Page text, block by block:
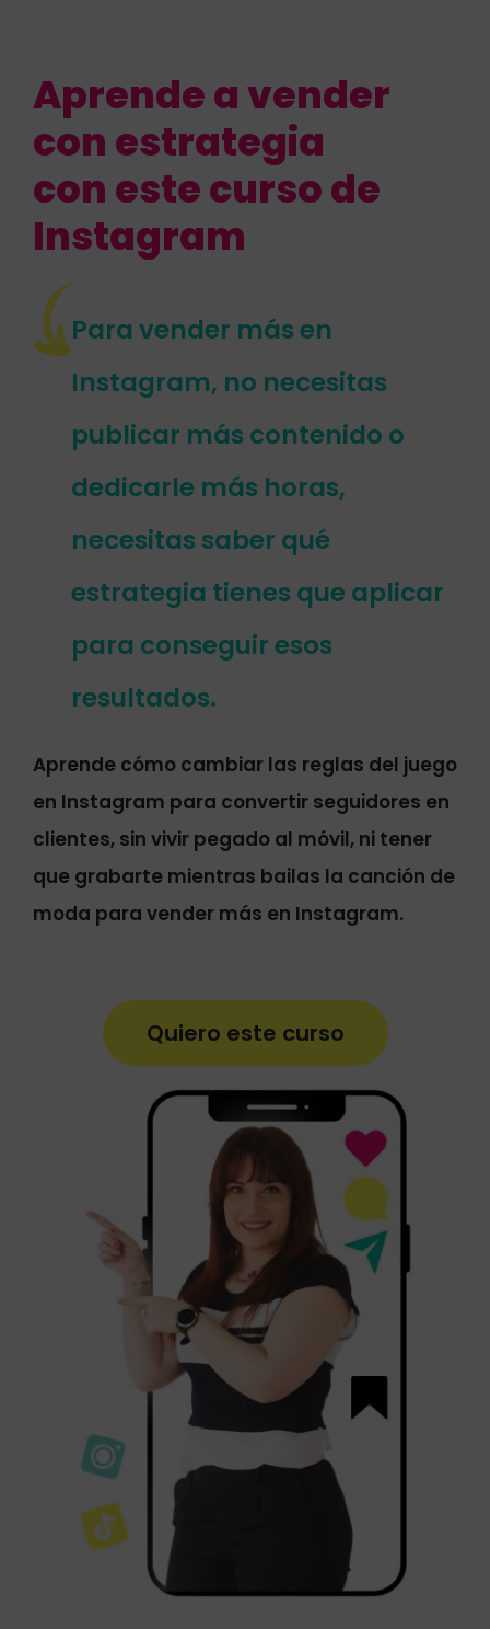
Aprende a vender
con estrategia
con este curso de
Instagram
Para vender más en
Instagram, no necesitas
publicar más contenido o
dedicarle más horas,
necesitas saber qué
estrategia tienes que aplicar
para conseguir esos
resultados.
Aprende cómo cambiar las reglas del juego
en Instagram para convertir seguidores en
clientes, sin vivir pegado al móvil, ni tener
que grabarte mientras bailas la canción de
moda para vender más en Instagram.
Quiero este curso